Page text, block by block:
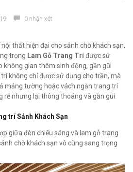
0 nhận xét
thất hiện đại cho sảnh chờ khách sạn,
trọng Lam Gỗ Trang Tríđược sử
không gian thêm sinh động, gần gũi
không chỉ được sử dụng cho trần, mà
mảng tường hoặc vách ngăn trang trí
rẽ nhưng lại thông thoáng và gần gũi
trí Sảnh Khách Sạn
giữa đèn chiếu sáng và lam gỗ trang
chờ khách sạn vô cùng sang trọng